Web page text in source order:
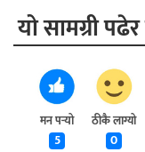
यो सामग्री
मन पर्‍यो
5
ठीकै लाग्यो
0